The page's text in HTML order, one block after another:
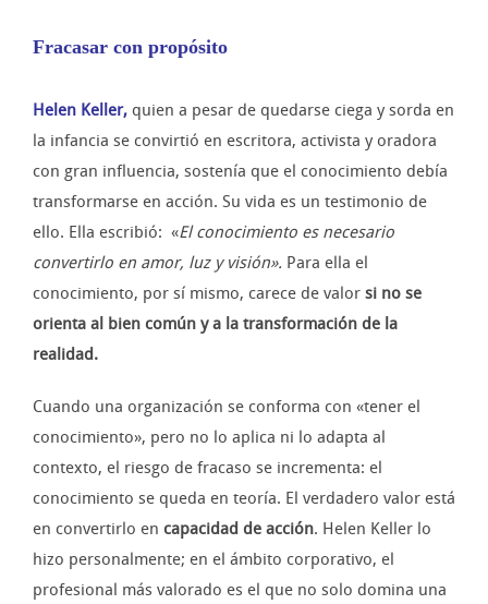
Fracasar con propósito
Helen Keller, quien a pesar de quedarse ciega y sorda en
la infancia se convirtió en escritora, activista y oradora
con gran influencia, sostenía que el conocimiento debía
transformarse en acción. Su vida es un testimonio de
ello. Ella escribió: «El conocimiento es necesario
convertirlo en amor, luz y visión». Para ella el
conocimiento, por sí mismo, carece de valor si no se
orienta al bien común y a la transformación de la
realidad.
Cuando una organización se conforma con «tener el
conocimiento», pero no lo aplica ni lo adapta al
contexto, el riesgo de fracaso se incrementa: el
conocimiento se queda en teoría. El verdadero valor está
en convertirlo en capacidad de acción. Helen Keller lo
hizo personalmente; en el ámbito corporativo, el
profesional más valorado es el que no solo domina una